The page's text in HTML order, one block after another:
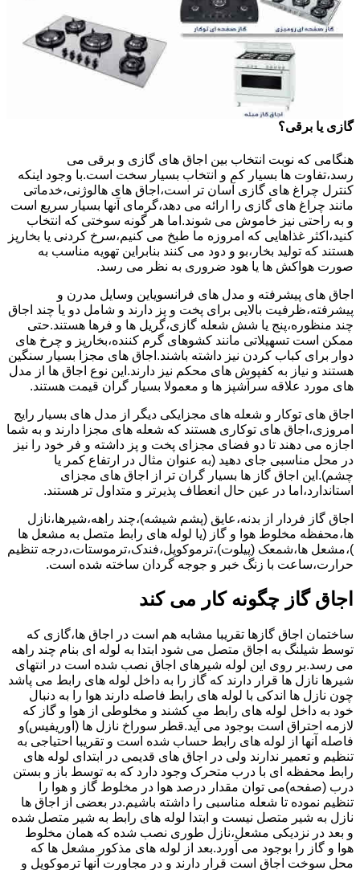
گازی یا برقی؟
هنگامی که نوبت انتخاب بین اجاق های گازی و برقی می
رسد،تفاوت ها بسیار کم و انتخاب بسیار سخت است.با وجود اینکه
کنترل چراغ های گازی آسان تر است،اجاق های هالوژنی،خدماتی
مانند چراغ های گازی را ارائه می دهد،گرمای آنها بسیار سریع است
و به راحتی نیز خاموش می شوند.اما هر گونه سوختی که انتخاب
کنید،اکثر غذاهایی که امروزه ما طبخ می کنیم،سرخ کردنی یا بخارپز
هستند که تولید بخار،بو و دود می کنند بنابراین تهویه مناسب به
صورت هواکش ها یا هود ضروری به نظر می رسد.
اجاق های پیشرفته و مدل های فرانسویاین وسایل مدرن و
پیشرفته،ظرفیت بالایی برای پخت و پز دارند و شامل دو یا چند اجاق
چند منظوره،پنج یا شش شعله گازی،گریل ها و فرها هستند.حتی
ممکن است تسهیلاتی مانند کشوهای گرم کننده،بخارپز و چرخ های
دوار برای کباب کردن نیز داشته باشند.اجاق های مجزا بسیار سنگین
هستند و نیاز به کفپوش های محکم نیز دارند.این نوع اجاق ها از مدل
های مورد علاقه سرآشپز ها و معمولا بسیار گران قیمت هستند.
اجاق های توکار و شعله های مجزایکی دیگر از مدل های بسیار رایج
امروزی،اجاق های توکاری هستند که شعله های مجزا دارند و به شما
اجازه می دهند تا دو فضای مجزای پخت و پز داشته و فر خود را نیز
در محل مناسبی جای دهید (به عنوان مثال در ارتفاع کمر یا
چشم).این اجاق گاز ها بسیار گران تر از اجاق های مجزای
استاندارد،اما در عین حال انعطاف پذیرتر و متداول تر هستند.
اجاق گاز فردار از بدنه،عایق (پشم شیشه)،چند راهه،شیرها،نازل
ها،محفظه مخلوط هوا و گاز (یا لوله های رابط متصل به مشعل ها
)،مشعل ها،شمعک (پیلوت)،ترموکوپل،فندک،ترموستات،درجه تنظیم
حرارت،ساعت با زنگ خبر و جوجه گردان ساخته شده است.
اجاق گاز چگونه کار می کند
ساختمان اجاق گازها تقریبا مشابه هم است در اجاق ها،گازی که
توسط شیلنگ به اجاق متصل می شود ابتدا به لوله ای بنام چند راهه
می رسد.بر روی این لوله شیرهای اجاق نصب شده است در انتهای
شیرها نازل ها قرار دارند که گاز را به داخل لوله های رابط می پاشد
چون نازل ها اندکی با لوله های رابط فاصله دارند هوا را به دنبال
خود به داخل لوله های رابط می کشند و مخلوطی از هوا و گاز که
لازمه احتراق است بوجود می آید.قطر سوراخ نازل ها (اوریفیس)و
فاصله آنها از لوله های رابط حساب شده است و تقریبا احتیاجی به
تنظیم و تعمیر ندارند ولی در اجاق های قدیمی در ابتدای لوله های
رابط محفظه ای با درب متحرک وجود دارد که به توسط باز و بستن
درب (صفحه)می توان مقدار درصد هوا در مخلوط گاز و هوا را
تنظیم نموده تا شعله مناسبی را داشته باشیم.در بعضی از اجاق ها
نازل به شیر متصل نیست و ابتدا لوله های رابط به شیر متصل شده
و بعد در نزدیکی مشعل،نازل طوری نصب شده که همان مخلوط
هوا و گاز را بوجود می آورد.بعد از لوله های مذکور مشعل ها که
محل سوخت اجاق است قرار دارند و در مجاورت آنها ترموکوپل و